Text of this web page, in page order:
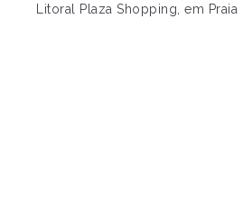
Litoral Plaza Shopping, em Praia